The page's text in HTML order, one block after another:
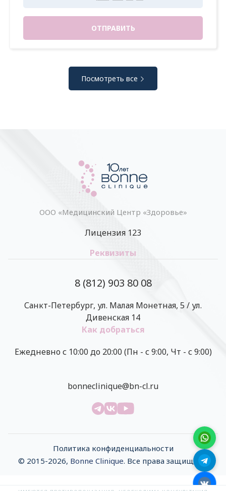
ОТПРАВИТЬ
Посмотреть все
ООО «Медицинский Центр «Здоровье»
Лицензия 123
Реквизиты
8 (812) 903 80 08
Санкт-Петербург, ул. Малая Монетная, 5 / ул.
Дивенская 14
Как добраться
Ежедневно с 10:00 до 20:00 (Пн - с 9:00, Чт - с 9:00)
bonneclinique@bn-cl.ru
© 2015-2026, Bonne Clinique. Все права защищены
Политика конфиденциальности